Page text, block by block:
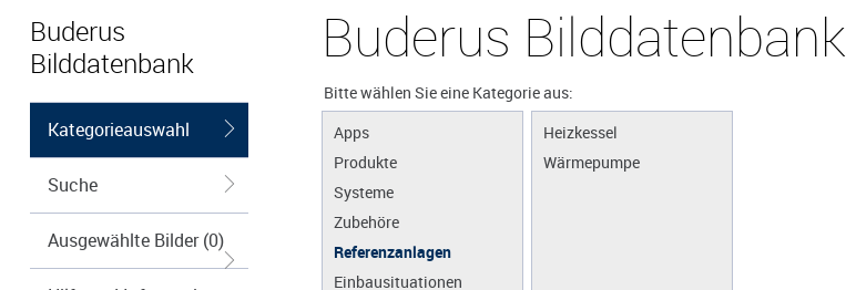
Buderus
Bilddatenbank
Kategorieauswahl
Suche
Ausgewählte Bilder (0)
Buderus Bilddatenbank
Bitte wählen Sie eine Kategorie aus:
Apps
Produkte
Systeme
Zubehöre
Referenzanlagen
Einbausituationen
Heizkessel
Wärmepumpe